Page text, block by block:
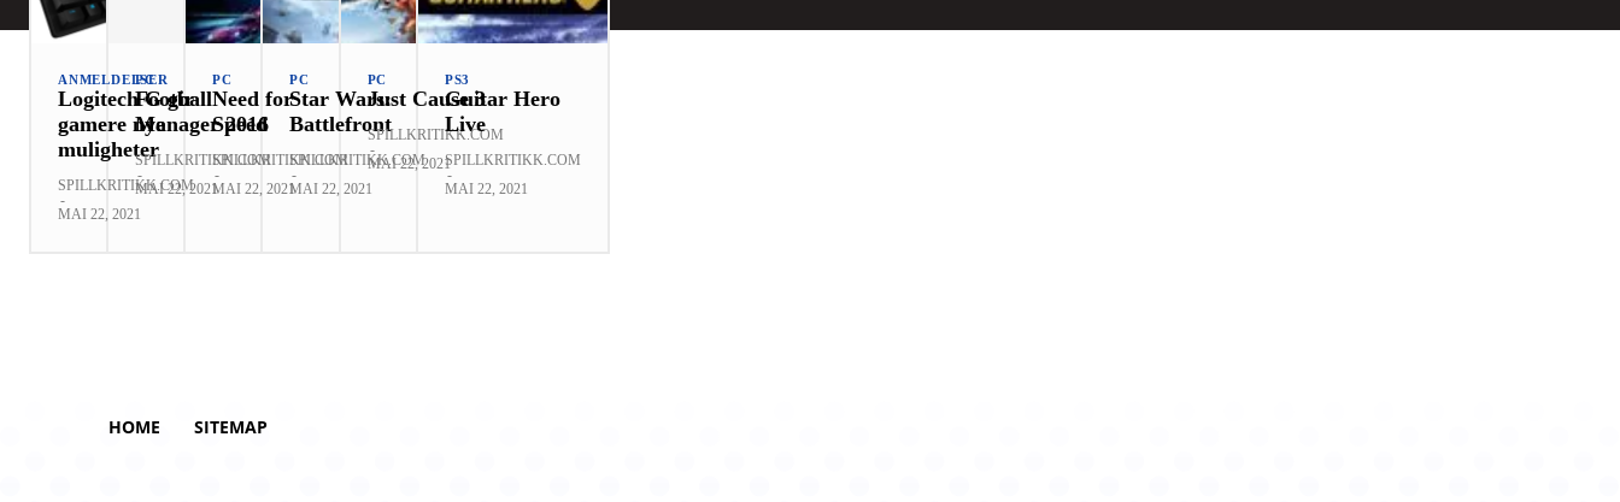
ANMELDELSER
Logitech G gir
gamere nye
muligheter
SPILLKRITIKK.COM
-
MAI 22, 2021
PC
Football
Manager 2016
SPILLKRITIKK.COM
-
MAI 22, 2021
PC
Need for
Speed
SPILLKRITIKK.COM
-
MAI 22, 2021
PC
Star Wars:
Battlefront
SPILLKRITIKK.COM
-
MAI 22, 2021
PC
Just Cause 3
SPILLKRITIKK.COM
-
MAI 22, 2021
PS3
Guitar Hero
Live
SPILLKRITIKK.COM
-
MAI 22, 2021
HOME SITEMAP